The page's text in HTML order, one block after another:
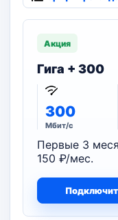
Акция
Гига + 300
300
Мбит/с
Первые 3
150 ₽/мес.